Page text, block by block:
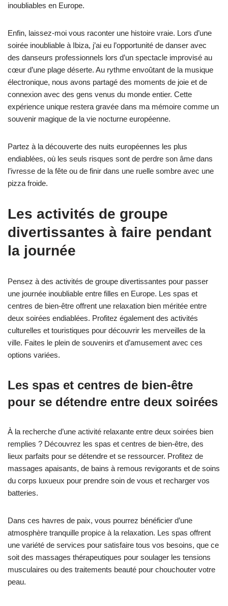
inoubliables en Europe.
Enfin, laissez-moi vous raconter une histoire vraie. Lors d’une
soirée inoubliable à Ibiza, j’ai eu l’opportunité de danser avec
des danseurs professionnels lors d’un spectacle improvisé au
cœur d’une plage déserte. Au rythme envoûtant de la musique
électronique, nous avons partagé des moments de joie et de
connexion avec des gens venus du monde entier. Cette
expérience unique restera gravée dans ma mémoire comme un
souvenir magique de la vie nocturne européenne.
Partez à la découverte des nuits européennes les plus
endiablées, où les seuls risques sont de perdre son âme dans
l’ivresse de la fête ou de finir dans une ruelle sombre avec une
pizza froide.
Les activités de groupe
divertissantes à faire pendant
la journée
Pensez à des activités de groupe divertissantes pour passer
une journée inoubliable entre filles en Europe. Les spas et
centres de bien-être offrent une relaxation bien méritée entre
deux soirées endiablées. Profitez également des activités
culturelles et touristiques pour découvrir les merveilles de la
ville. Faites le plein de souvenirs et d’amusement avec ces
options variées.
Les spas et centres de bien-être
pour se détendre entre deux soirées
À la recherche d’une activité relaxante entre deux soirées bien
remplies ? Découvrez les spas et centres de bien-être, des
lieux parfaits pour se détendre et se ressourcer. Profitez de
massages apaisants, de bains à remous revigorants et de soins
du corps luxueux pour prendre soin de vous et recharger vos
batteries.
Dans ces havres de paix, vous pourrez bénéficier d’une
atmosphère tranquille propice à la relaxation. Les spas offrent
une variété de services pour satisfaire tous vos besoins, que ce
soit des massages thérapeutiques pour soulager les tensions
musculaires ou des traitements beauté pour chouchouter votre
peau.